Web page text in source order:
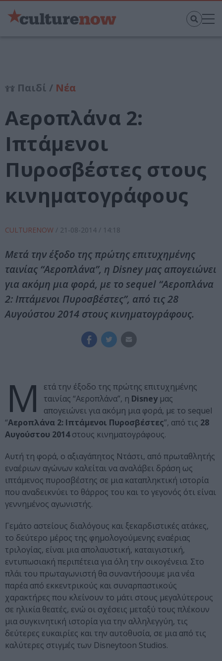
Παιδί / Νέα
Αεροπλάνα 2:
Ιπτάμενοι
Πυροσβέστες στους
κινηματογράφους
CULTURENOW / 21-08-2014 / 14:18
Μετά την έξοδο της πρώτης επιτυχημένης
ταινίας “Αεροπλάνα”, η Disney μας απογειώνει
για ακόμη μια φορά, με το sequel “Αεροπλάνα
2: Ιπτάμενοι Πυροσβέστες”, από τις 28
Αυγούστου 2014 στους κινηματογράφους.
Μ
ετά την έξοδο της πρώτης επιτυχημένης
ταινίας “Αεροπλάνα”, η Disney μας
απογειώνει για ακόμη μια φορά, με το sequel
“Αεροπλάνα 2: Ιπτάμενοι Πυροσβέστες”, από τις 28
Αυγούστου 2014στους κινηματογράφους.
Αυτή τη φορά, ο αξιαγάπητος Ντάστι, από πρωταθλητής
εναέριων αγώνων καλείται να αναλάβει δράση ως
ιπτάμενος πυροσβέστης σε μια καταπληκτική ιστορία
που αναδεικνύει το θάρρος του και το γεγονός ότι είναι
γεννημένος αγωνιστής.
Γεμάτο αστείους διαλόγους και ξεκαρδιστικές ατάκες,
το δεύτερο μέρος της φημολογούμενης εναέριας
τριλογίας, είναι μια απολαυστική, καταιγιστική,
εντυπωσιακή περιπέτεια για όλη την οικογένεια. Στο
πλάι του πρωταγωνιστή θα συναντήσουμε μια νέα
παρέα από εκκεντρικούς και συναρπαστικούς
χαρακτήρες που κλείνουν το μάτι στους μεγαλύτερους
σε ηλικία θεατές, ενώ οι σχέσεις μεταξύ τους πλέκουν
μια συγκινητική ιστορία για την αλληλεγγύη, τις
δεύτερες ευκαιρίες και την αυτοθυσία, σε μια από τις
καλύτερες στιγμές των Disneytoon Studios.